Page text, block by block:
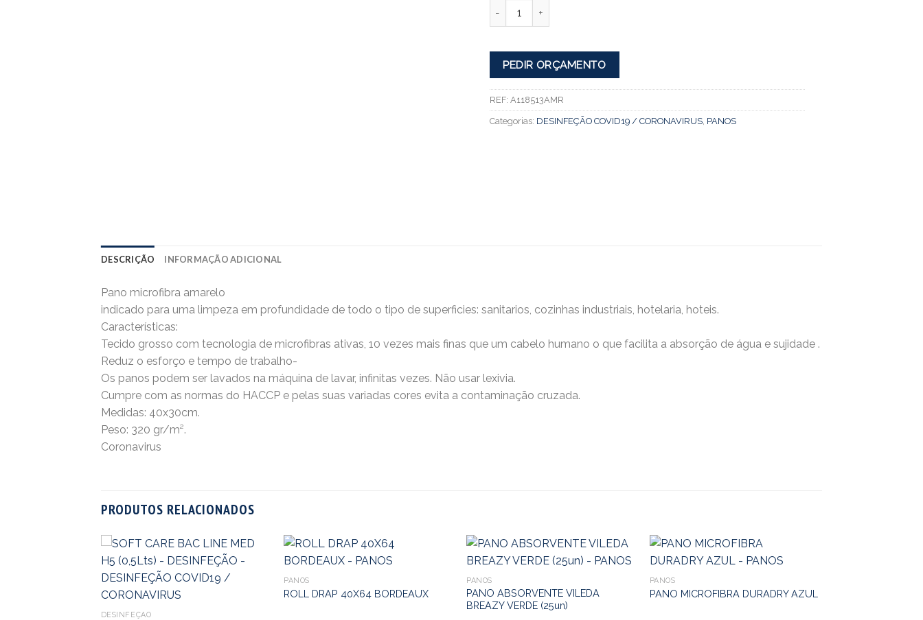
PEDIR ORÇAMENTO
REF: A118513AMR
Categorias: DESINFEÇÃO COVID19 / CORONAVIRUS, PANOS
DESCRIÇÃO INFORMAÇÃO ADICIONAL
Pano microfibra amarelo
indicado para uma limpeza em profundidade de todo o tipo de superficies: sanitarios, cozinhas industriais, hotelaria, hoteis.
Características:
Tecido grosso com tecnologia de microfibras ativas, 10 vezes mais finas que um cabelo humano o que facilita a absorção de água e sujidade .
Reduz o esforço e tempo de trabalho-
Os panos podem ser lavados na máquina de lavar, infinitas vezes. Não usar lexivia.
Cumpre com as normas do HACCP e pelas suas variadas cores evita a contaminação cruzada.
Medidas: 40x30cm.
Peso: 320 gr/m².
Coronavirus
PRODUTOS RELACIONADOS
DESINFEÇÃO
PANOS
ROLL DRAP 40X64 BORDEAUX
PANOS
PANO ABSORVENTE VILEDA
BREAZY VERDE (25un)
PANOS
PANO MICROFIBRA DURADRY AZUL